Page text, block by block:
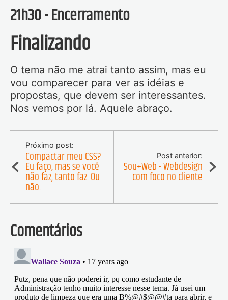
21h30 - Encerramento
Finalizando
O tema não me atrai tanto assim, mas eu
vou comparecer para ver as idéias e
propostas, que devem ser interessantes.
Nos vemos por lá. Aquele abraço.
Próximo post:
Compactar meu CSS?
Eu faço, mas se você
não faz, tanto faz. Ou
não.
Post anterior:
Sou+Web - Webdesign
com foco no cliente
Comentários